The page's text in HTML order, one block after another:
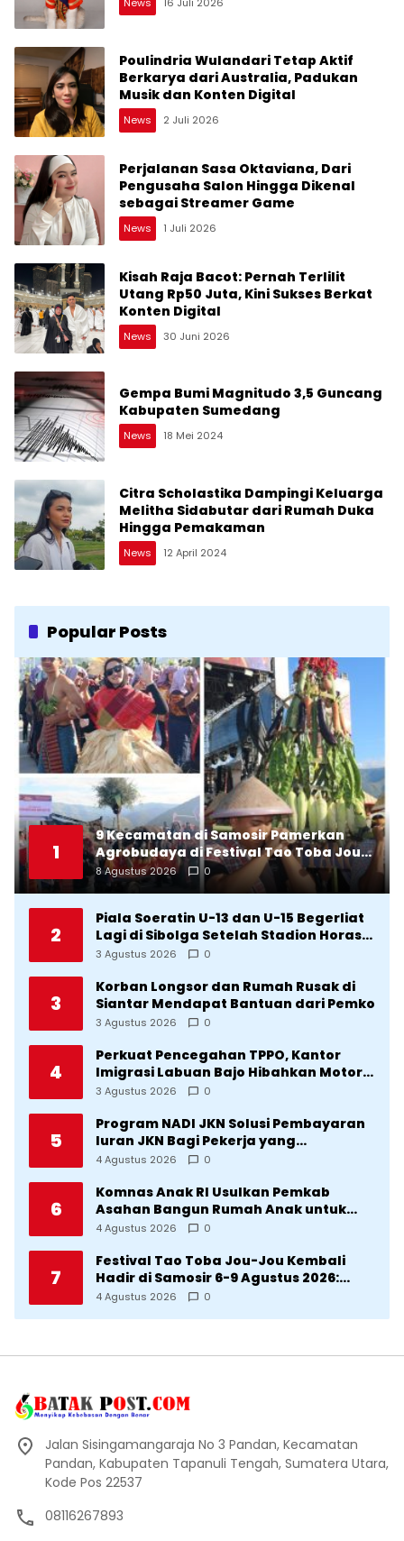
News 16 Juli 2026
Poulindria Wulandari Tetap Aktif
Berkarya dari Australia, Padukan
Musik dan Konten Digital
News 2 Juli 2026
Perjalanan Sasa Oktaviana, Dari
Pengusaha Salon Hingga Dikenal
sebagai Streamer Game
News 1 Juli 2026
Kisah Raja Bacot: Pernah Terlilit
Utang Rp50 Juta, Kini Sukses Berkat
Konten Digital
News 30 Juni 2026
Gempa Bumi Magnitudo 3,5 Guncang
Kabupaten Sumedang
News 18 Mei 2024
Citra Scholastika Dampingi Keluarga
Melitha Sidabutar dari Rumah Duka
Hingga Pemakaman
News 12 April 2024
Popular Posts
1
9 Kecamatan di Samosir Pamerkan
Agrobudaya di Festival Tao Toba Jou-
Jou 2026: Membranding Produk Lokal
agar Terkenal
8 Agustus 2026 0
2
Piala Soeratin U-13 dan U-15 Begerliat
Lagi di Sibolga Setelah Stadion Horas
Direvitalisasi Wali Kota
3 Agustus 2026 0
3
Korban Longsor dan Rumah Rusak di
Siantar Mendapat Bantuan dari Pemko
3 Agustus 2026 0
4
Perkuat Pencegahan TPPO, Kantor
Imigrasi Labuan Bajo Hibahkan Motor
Operasional ke Lima Desa di
3 Agustus 2026 0
5
Program NADI JKN Solusi Pembayaran
Iuran JKN Bagi Pekerja yang
Penghasilannya Tidak Tetap
4 Agustus 2026 0
6
Komnas Anak RI Usulkan Pemkab
Asahan Bangun Rumah Anak untuk
Korban Kekerasan
4 Agustus 2026 0
7
Festival Tao Toba Jou-Jou Kembali
Hadir di Samosir 6-9 Agustus 2026:
Datang Saksikan Kemeriahan dan Raih
4 Agustus 2026 0
Jalan Sisingamangaraja No 3 Pandan, Kecamatan
Pandan, Kabupaten Tapanuli Tengah, Sumatera Utara,
Kode Pos 22537
08116267893